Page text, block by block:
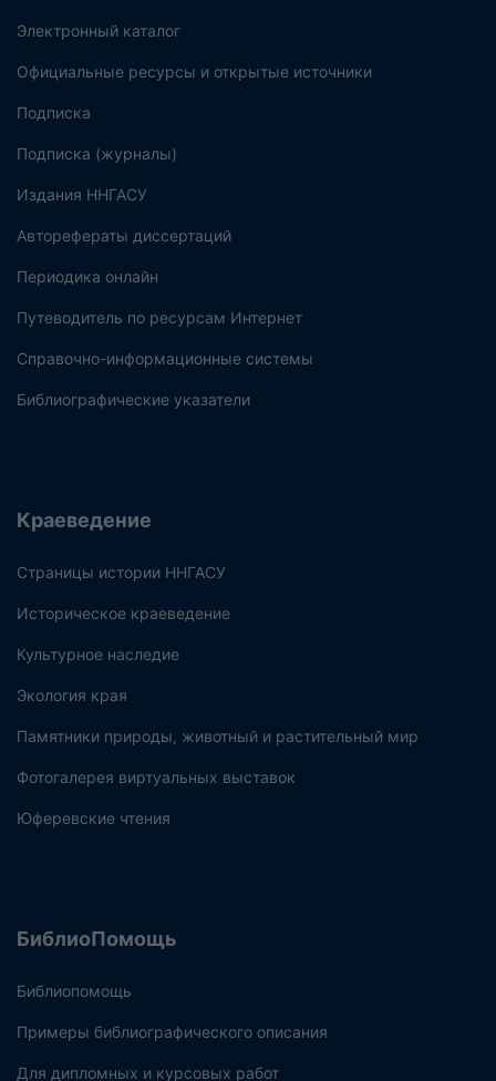
Электронный каталог
Официальные ресурсы и открытые источники
Подписка
Подписка (журналы)
Издания ННГАСУ
Авторефераты диссертаций
Периодика онлайн
Путеводитель по ресурсам Интернет
Справочно-информационные системы
Библиографические указатели
Краеведение
Страницы истории ННГАСУ
Историческое краеведение
Культурное наследие
Экология края
Памятники природы, животный и растительный мир
Фотогалерея виртуальных выставок
Юферевские чтения
БиблиоПомощь
Библиопомощь
Примеры библиографического описания
Для дипломных и курсовых работ